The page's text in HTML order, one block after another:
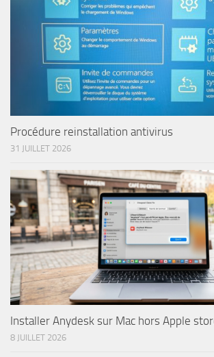
Procédure reinstallation antivirus
31 JUILLET 2026
Installer Anydesk sur Mac hors Apple
8 JUILLET 2026